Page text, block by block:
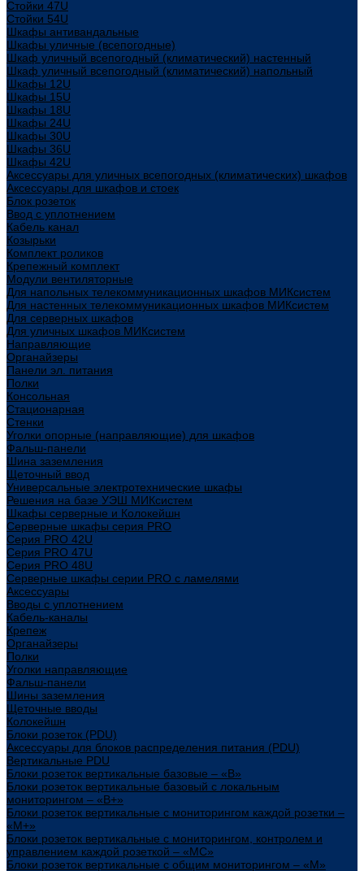
Стойки 47U
Стойки 54U
Шкафы антивандальные
Шкафы уличные (всепогодные)
Шкаф уличный всепогодный (климатический) настенный
Шкаф уличный всепогодный (климатический) напольный
Шкафы 12U
Шкафы 15U
Шкафы 18U
Шкафы 24U
Шкафы 30U
Шкафы 36U
Шкафы 42U
Аксессуары для уличных всепогодных (климатических) шкафов
Аксессуары для шкафов и стоек
Блок розеток
Ввод с уплотнением
Кабель канал
Козырьки
Комплект роликов
Крепежный комплект
Модули вентиляторные
Для напольных телекоммуникационных шкафов МИКсистем
Для настенных телекоммуникационных шкафов МИКсистем
Для серверных шкафов
Для уличных шкафов МИКсистем
Направляющие
Органайзеры
Панели эл. питания
Полки
Консольная
Стационарная
Стенки
Уголки опорные (направляющие) для шкафов
Фальш-панели
Шина заземления
Щеточный ввод
Универсальные электротехнические шкафы
Решения на базе УЭШ МИКсистем
Шкафы серверные и Колокейшн
Серверные шкафы серия PRO
Серия PRO 42U
Серия PRO 47U
Серия PRO 48U
Серверные шкафы серии PRO с ламелями
Аксессуары
Вводы с уплотнением
Кабель-каналы
Крепеж
Органайзеры
Полки
Уголки направляющие
Фальш-панели
Шины заземления
Щеточные вводы
Колокейшн
Блоки розеток (PDU)
Аксессуары для блоков распределения питания (PDU)
Вертикальные PDU
Блоки розеток вертикальные базовые – «В»
Блоки розеток вертикальные базовый с локальным
мониторингом – «В+»
Блоки розеток вертикальные с мониторингом каждой розетки –
«М+»
Блоки розеток вертикальные с мониторингом, контролем и
управлением каждой розеткой – «МС»
Блоки розеток вертикальные с общим мониторингом – «М»